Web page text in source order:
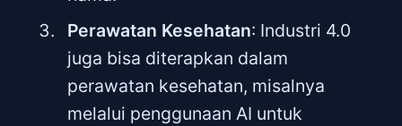
Perawatan Kesehatan: Industri 4.0
juga bisa diterapkan dalam
perawatan kesehatan, misalnya
melalui penggunaan AI untuk